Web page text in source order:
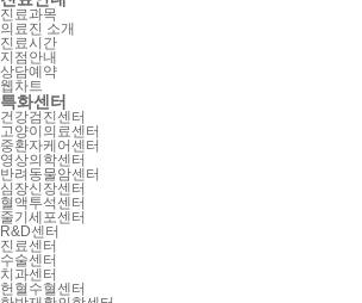
진료과목
의료진 소개
진료시간
지점안내
상담예약
웹차트
특화센터
건강검진센터
고양이의료센터
중환자케어센터
영상의학센터
반려동물암센터
심장신장센터
혈액투석센터
줄기세포센터
R&D센터
진료센터
수술센터
치과센터
헌혈수혈센터